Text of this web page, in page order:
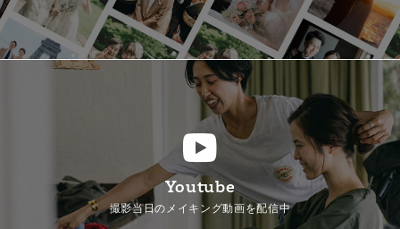
Youtube
撮影当日のメイキング動画を配信中